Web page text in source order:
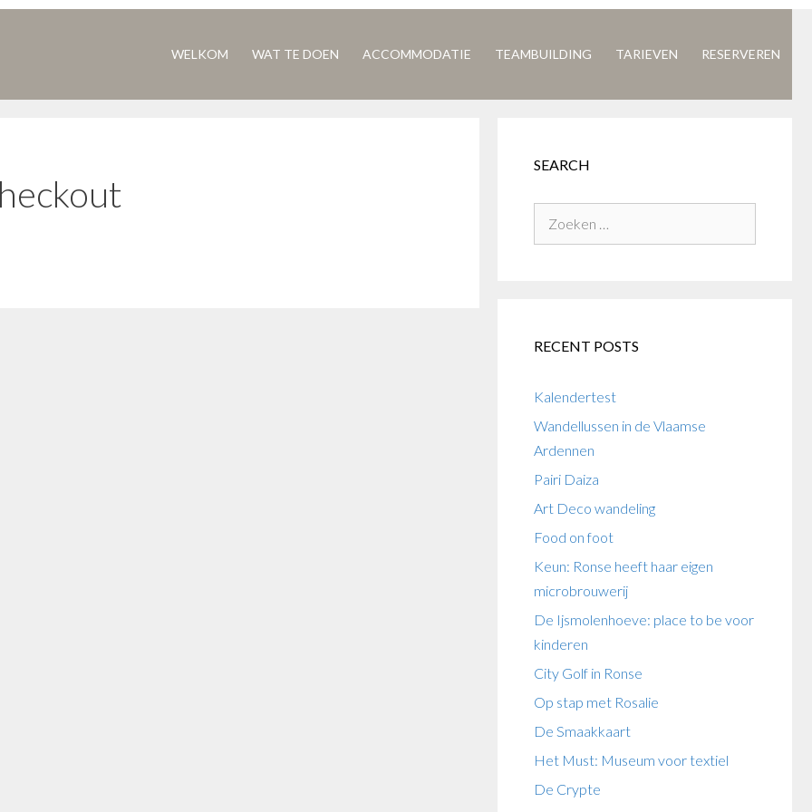
WELKOM WAT TE DOEN ACCOMMODATIE TEAMBUILDING TARIEVEN RESERVEREN
SEARCH
RECENT POSTS
Kalendertest
Wandellussen in de Vlaamse
Ardennen
Pairi Daiza
Art Deco wandeling
Food on foot
Keun: Ronse heeft haar eigen
microbrouwerij
De Ijsmolenhoeve: place to be voor
kinderen
City Golf in Ronse
Op stap met Rosalie
De Smaakkaart
Het Must: Museum voor textiel
De Crypte